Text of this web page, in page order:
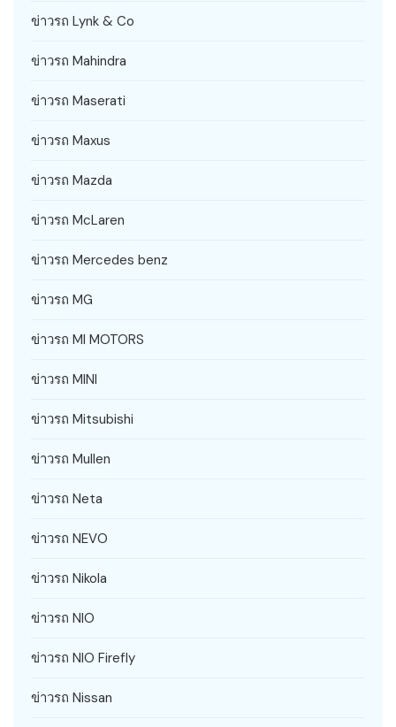
ข่าวรถ Lynk & Co
ข่าวรถ Mahindra
ข่าวรถ Maserati
ข่าวรถ Maxus
ข่าวรถ Mazda
ข่าวรถ McLaren
ข่าวรถ Mercedes benz
ข่าวรถ MG
ข่าวรถ MI MOTORS
ข่าวรถ MINI
ข่าวรถ Mitsubishi
ข่าวรถ Mullen
ข่าวรถ Neta
ข่าวรถ NEVO
ข่าวรถ Nikola
ข่าวรถ NIO
ข่าวรถ NIO Firefly
ข่าวรถ Nissan